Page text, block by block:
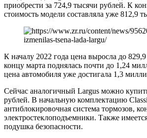
приобрести за 724,9 тысячи рублей. К
стоимость модели составляла уже 812,9
К началу 2022 года цена выросла до
концу марта поднялась почти до 1,24
цена автомобиля уже достигала 1,3
Сейчас аналогичный Largus можно
рублей. В начальную комплектацию
антиблокировочная система тормозов,
электростеклоподъемники. Также
подушка безопасности.